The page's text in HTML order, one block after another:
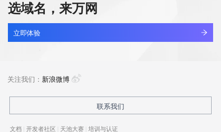
be2h6yw7.top
新注册
查看详情
新注册
选域名，来万网
立即体验
关注我们： 新浪微博
联系我们
文档 | 开发者社区 | 天池大赛 | 培训与认证